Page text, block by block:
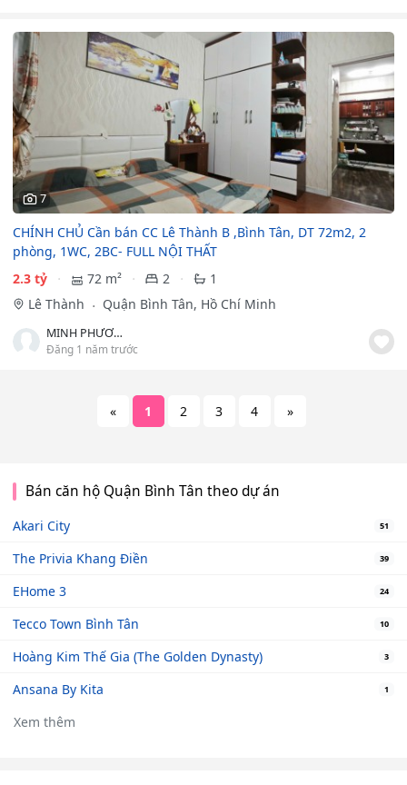
7
CHÍNH CHỦ Cần bán CC Lê Thành B ,Bình Tân, DT 72m2, 2
phòng, 1WC, 2BC- FULL NỘI THẤT
2.3 tỷ
72 m² 2
1
Lê Thành
Quận Bình Tân, Hồ Chí Minh
MINH PHƯƠNG
Đăng 1 năm trước
« 1 2 3 4 »
Bán căn hộ Quận Bình Tân theo dự án
Akari City 51
The Privia Khang Điền 39
EHome 3 24
Tecco Town Bình Tân 10
Hoàng Kim Thế Gia (The Golden Dynasty) 3
Ansana By Kita 1
Xem thêm